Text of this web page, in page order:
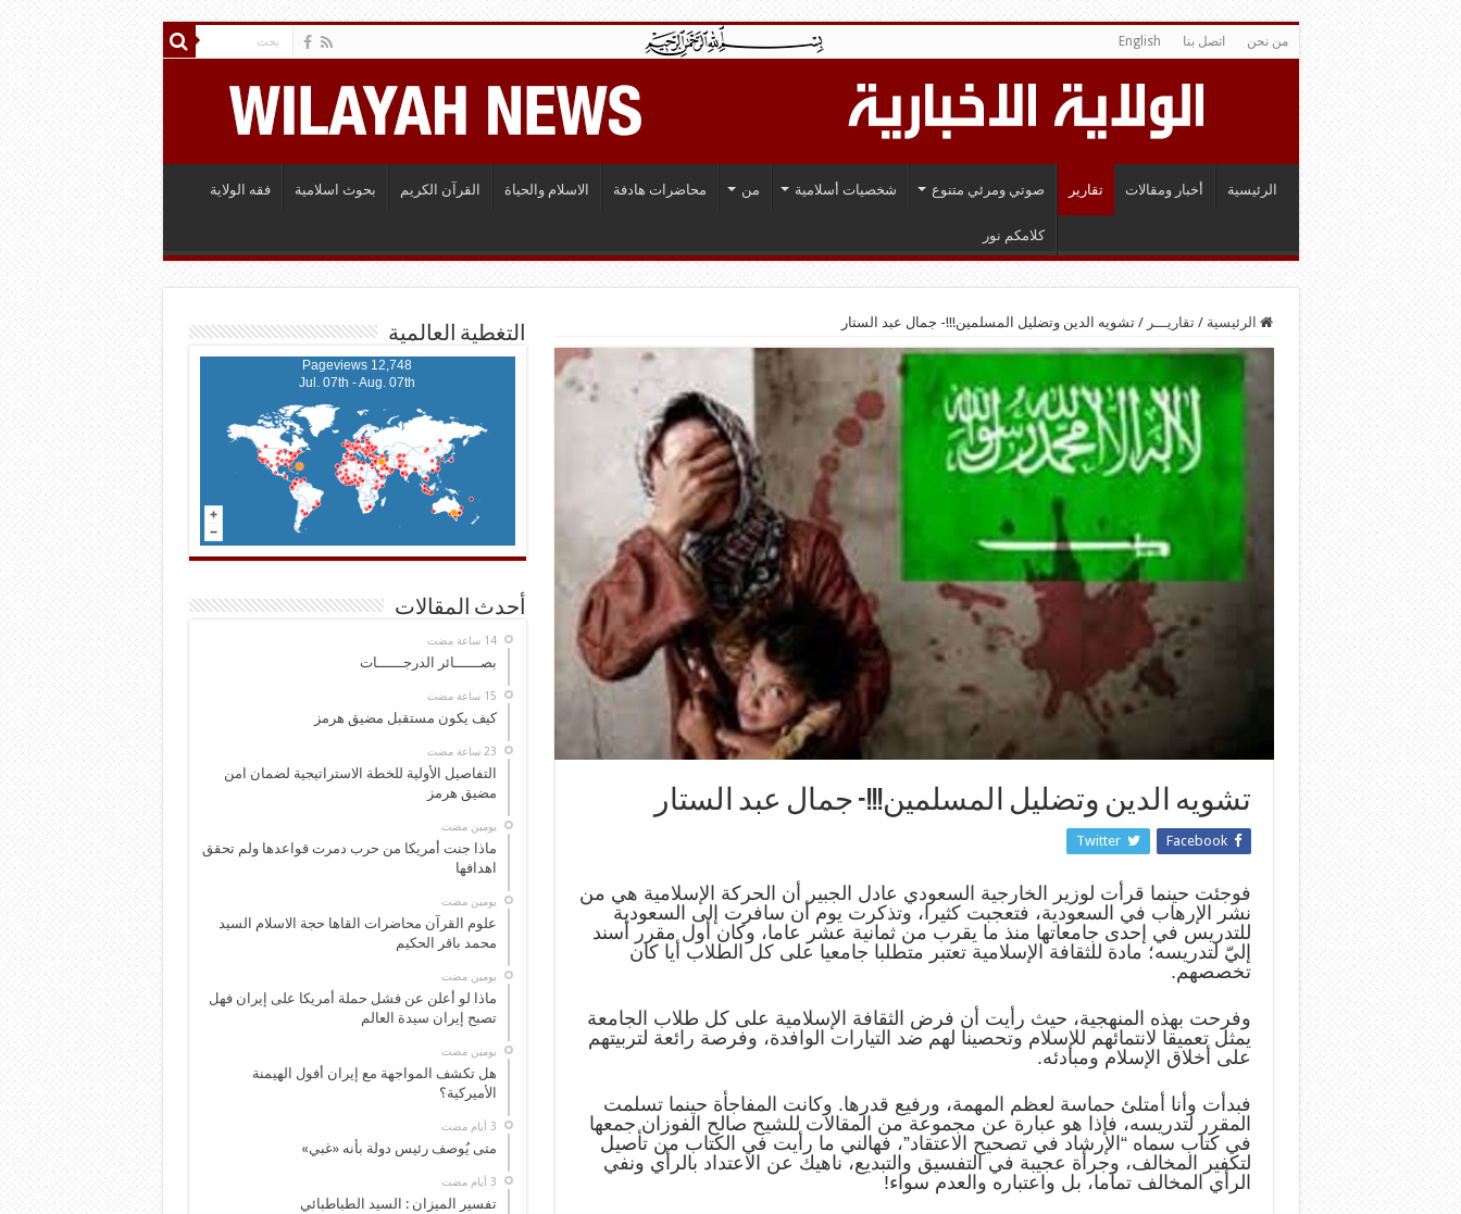
من نحن اتصل بنا English
الرئيسية أخبار ومقالات تقارير صوتي ومرئي متنوع شخصيات أسلامية من محاضرات هادفة الاسلام والحياة القرآن الكريم بحوث اسلامية فقه الولاية
كلامكم نور
الرئيسية / تقاريـــر / تشويه الدين وتضليل المسلمين!!!- جمال عبد الستار
تشويه الدين وتضليل المسلمين!!!- جمال عبد الستار
Facebook
Twitter
فوجئت حينما قرأت لوزير الخارجية السعودي عادل الجبير أن الحركة الإسلامية هي من
نشر الإرهاب في السعودية، فتعجبت كثيرا، وتذكرت يوم أن سافرت إلى السعودية
للتدريس في إحدى جامعاتها منذ ما يقرب من ثمانية عشر عاما، وكان أول مقرر أسند
إليّ لتدريسه؛ مادة للثقافة الإسلامية تعتبر متطلبا جامعيا على كل الطلاب أيا كان
تخصصهم.
وفرحت بهذه المنهجية، حيث رأيت أن فرض الثقافة الإسلامية على كل طلاب الجامعة
يمثل تعميقا لانتمائهم للإسلام وتحصينا لهم ضد التيارات الوافدة، وفرصة رائعة لتربيتهم
على أخلاق الإسلام ومبادئه.
فبدأت وأنا أمتلئ حماسة لعظم المهمة، ورفيع قدرها. وكانت المفاجأة حينما تسلمت
المقرر لتدريسه، فإذا هو عبارة عن مجموعة من المقالات للشيح صالح الفوزان جمعها
في كتاب سماه “الإرشاد في تصحيح الاعتقاد”، فهالني ما رأيت في الكتاب من تأصيل
لتكفير المخالف، وجرأة عجيبة في التفسيق والتبديع، ناهيك عن الاعتداد بالرأي ونفي
الرأي المخالف تماما، بل واعتباره والعدم سواء!
التغطية العالمية
12,748 Pageviews
Jul. 07th - Aug. 07th
أحدث المقالات
‏14 ساعة مضت
بصــــــائر الدرجــــــات
كيف يكون مستقبل مضيق هرمز
التفاصيل الأولية للخطة الاستراتيجية لضمان امن
مضيق هرمز
‏يومين مضت
ماذا جنت أمريكا من حرب دمرت قواعدها ولم تحقق
اهدافها
‏يومين مضت
علوم القرآن محاضرات القاها حجة الاسلام السيد
محمد باقر الحكيم
‏يومين مضت
ماذا لو أعلن عن فشل حملة أمريكا على إيران فهل
تصبح إيران سيدة العالم
‏يومين مضت
هل تكشف المواجهة مع إيران أفول الهيمنة
الأميركية؟
متى يُوصف رئيس دولة بأنه «غبي»
تفسير الميزان : السيد الطباطبائي